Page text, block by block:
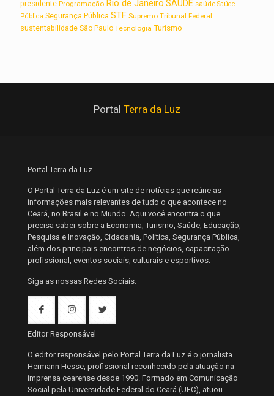
presidente Programação Rio de Janeiro SAUDE saúde Saúde
Pública Segurança Pública STF Supremo Tribunal Federal
sustentabilidade São Paulo Tecnologia Turismo
Portal Terra da Luz
Portal Terra da Luz
O Portal Terra da Luz é um site de notícias que reúne as
informações mais relevantes de tudo o que acontece no
Ceará, no Brasil e no Mundo. Aqui você encontra o que
precisa saber sobre a Economia, Turismo, Saúde, Educação,
Pesquisa e Inovação, Cidadania, Política, Segurança Pública,
além dos principais encontros de negócios, capacitação
profissional, eventos sociais, culturais e esportivos.
Siga as nossas Redes Sociais.
Editor Responsável
O editor responsável pelo Portal Terra da Luz é o jornalista
Hermann Hesse, profissional reconhecido pela atuação na
imprensa cearense desde 1990. Formado em Comunicação
Social pela Universidade Federal do Ceará (UFC), atuou